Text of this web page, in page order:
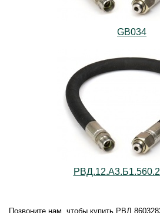
GB034
Позвоните нам, чтобы купить РВД